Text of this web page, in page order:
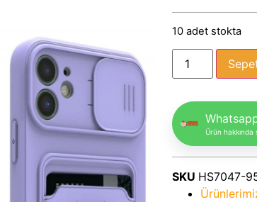
10 adet stokta
Ürün hakkında
SKU HS7047-